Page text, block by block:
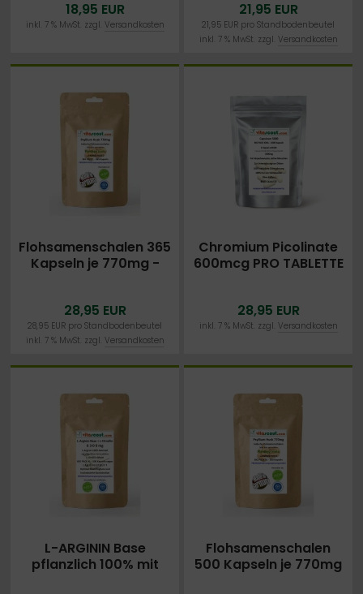
MADE IN GERMANY
18,95 EUR
inkl. 7 % MwSt. zzgl. Versandkosten
PREMIUMQUALITÄT
SEHR FEIN VERMAHLEN -
BESTPREIS
21,95 EUR
21,95 EUR pro Standbodenbeutel
inkl. 7 % MwSt. zzgl. Versandkosten
Flohsamenschalen 365
Kapseln je 770mg -
SEHR FEIN VERMAHLEN -
BESTPREIS
28,95 EUR
28,95 EUR pro Standbodenbeutel
inkl. 7 % MwSt. zzgl. Versandkosten
Chromium Picolinate
600mcg PRO TABLETTE
MAGNESIUMSTEARAT -
MADE IN GERMANY -
DOSIERUNG
28,95 EUR
inkl. 7 % MwSt. zzgl. Versandkosten
L-ARGININ Base
pflanzlich 100% mit
Flohsamenschalen
500 Kapseln je 770mg